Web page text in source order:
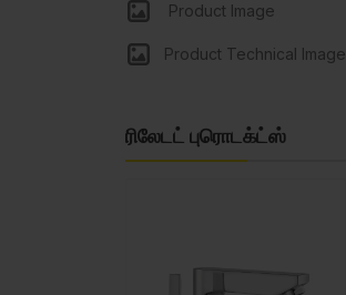
Product Image
Product Technical Image
ரிலேடட் புரொடக்ட்ஸ்